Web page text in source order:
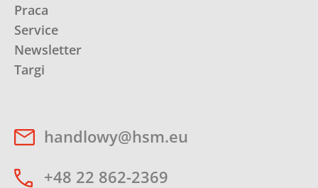
Praca
Service
Newsletter
Targi
handlowy@hsm.eu
+48 22 862-2369